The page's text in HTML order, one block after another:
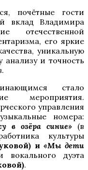
почётные гости
вклад Владимира
отечественной
его яркие
уникальную
анализу и точность
стало
мероприятия.
управления
номера:
в озёра синие»
(в
культуры
) и«Мы дети
вокального дуэта
).